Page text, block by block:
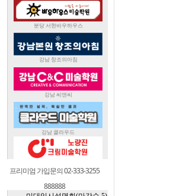
프리미엄 가입문의 02-333-3255
888888